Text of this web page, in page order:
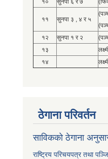
११ सुनपा ३ , ४ र ५
१२
सुनपा १ र २
१३
१४
ठेगाना परिवर्तन
साविकको ठेगाना
राष्ट्रिय परिचयपत्र तथा